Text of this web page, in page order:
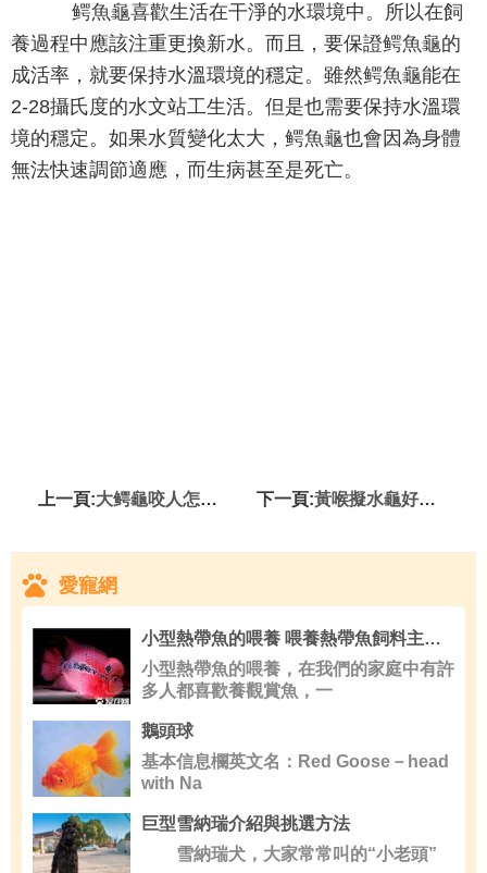
鳄魚龜喜歡生活在干淨的水環境中。所以在飼
養過程中應該注重更換新水。而且，要保證鳄魚龜的
成活率，就要保持水溫環境的穩定。雖然鳄魚龜能在
2-28攝氏度的水文站工生活。但是也需要保持水溫環
境的穩定。如果水質變化太大，鳄魚龜也會因為身體
無法快速調節適應，而生病甚至是死亡。
上一頁:大鳄龜咬人怎麼辦 在水中性格較溫和 下一頁:黃喉擬水龜好養嗎 水質一定要控制好
愛寵網
小型熱帶魚的喂養 喂養熱帶魚飼料主要分兩種
小型熱帶魚的喂養，在我們的家庭中有許
多人都喜歡養觀賞魚，一
鵝頭球
基本信息欄英文名：Red Goose－head
with Na
巨型雪納瑞介紹與挑選方法
雪納瑞犬，大家常常叫的“小老頭”